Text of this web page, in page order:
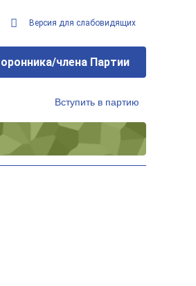
Версия для слабовидящих
члена Партии
Вступить в партию